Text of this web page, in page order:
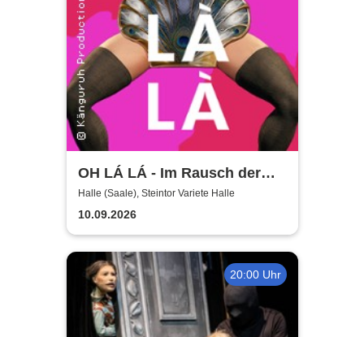
OH LÁ LÁ - Im Rausch der
Vielfalt: Die queere Gala
Halle (Saale), Steintor Variete Halle
10.09.2026
20:00 Uhr